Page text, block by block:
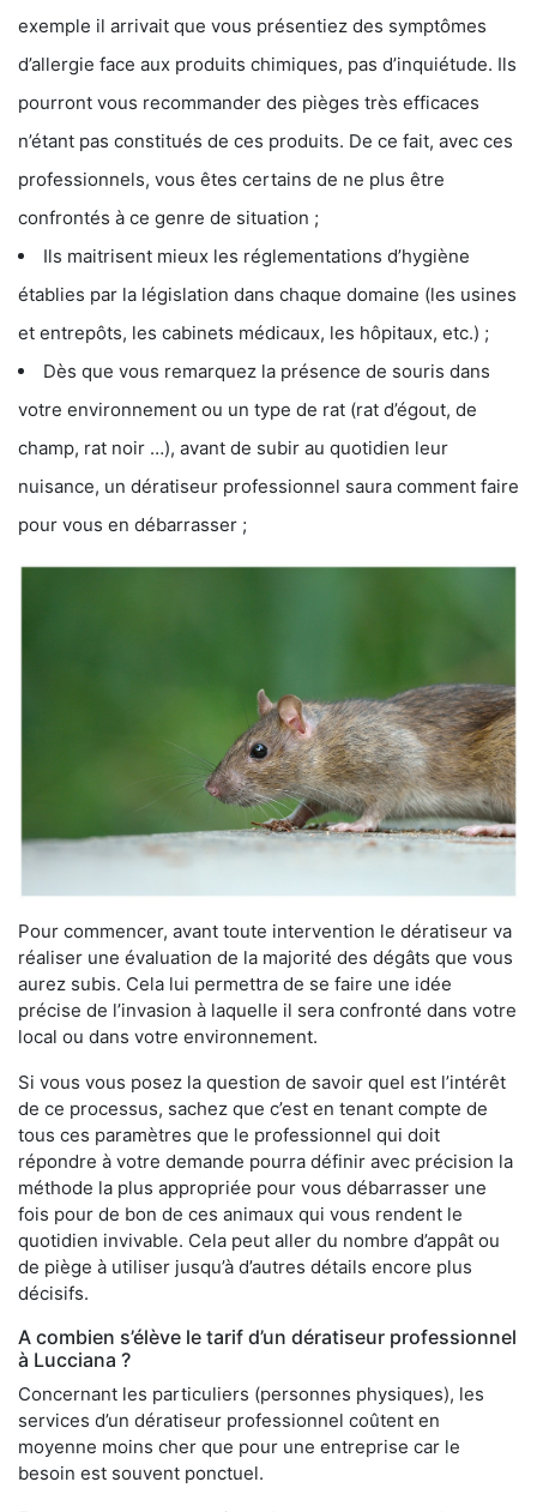
exemple il arrivait que vous présentiez des symptômes
d’allergie face aux produits chimiques, pas d’inquiétude. Ils
pourront vous recommander des pièges très efficaces
n’étant pas constitués de ces produits. De ce fait, avec ces
professionnels, vous êtes certains de ne plus être
confrontés à ce genre de situation ;
Ils maitrisent mieux les réglementations d’hygiène
établies par la législation dans chaque domaine (les usines
et entrepôts, les cabinets médicaux, les hôpitaux, etc.) ;
Dès que vous remarquez la présence de souris dans
votre environnement ou un type de rat (rat d’égout, de
champ, rat noir …), avant de subir au quotidien leur
nuisance, un dératiseur professionnel saura comment faire
pour vous en débarrasser ;
Pour commencer, avant toute intervention le dératiseur va
réaliser une évaluation de la majorité des dégâts que vous
aurez subis. Cela lui permettra de se faire une idée
précise de l’invasion à laquelle il sera confronté dans votre
local ou dans votre environnement.
Si vous vous posez la question de savoir quel est l’intérêt
de ce processus, sachez que c’est en tenant compte de
tous ces paramètres que le professionnel qui doit
répondre à votre demande pourra définir avec précision la
méthode la plus appropriée pour vous débarrasser une
fois pour de bon de ces animaux qui vous rendent le
quotidien invivable. Cela peut aller du nombre d’appât ou
de piège à utiliser jusqu’à d’autres détails encore plus
décisifs.
A combien s’élève le tarif d’un dératiseur professionnel
à Lucciana ?
Concernant les particuliers (personnes physiques), les
services d’un dératiseur professionnel coûtent en
moyenne moins cher que pour une entreprise car le
besoin est souvent ponctuel.